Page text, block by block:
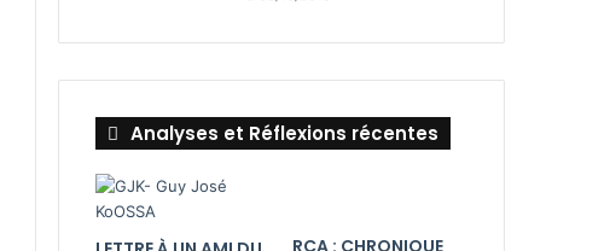
Analyses et Réflexions récentes
RCA : CHRONIQUE